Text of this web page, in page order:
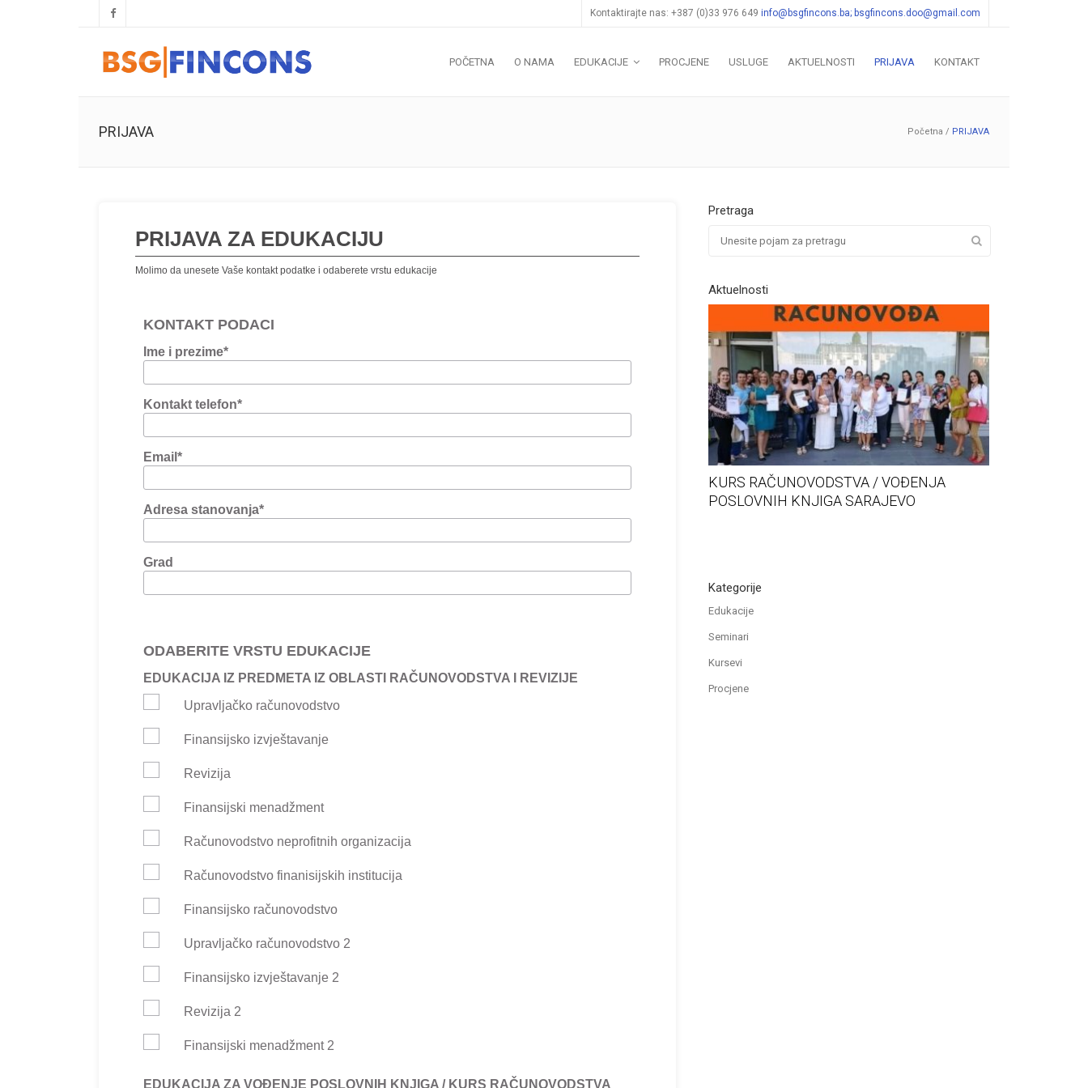
Kontaktirajte nas: +387 (0)33 976 649 info@bsgfincons.ba; bsgfincons.doo@gmail.com
POČETNA O NAMA EDUKACIJE PROCJENE USLUGE AKTUELNOSTI PRIJAVA KONTAKT
PRIJAVA Početna / PRIJAVA
PRIJAVA ZA EDUKACIJU
Molimo da unesete Vaše kontakt podatke i odaberete vrstu edukacije
KONTAKT PODACI
Ime i prezime*
Kontakt telefon*
Email *
Adresa stanovanja*
Grad
ODABERITE VRSTU EDUKACIJE
EDUKACIJA IZ PREDMETA IZ OBLASTI RAČUNOVODSTVA I REVIZIJE
Upravljačko računovodstvo
Finansijsko izvještavanje
Revizija
Finansijski menadžment
Računovodstvo neprofitnih organizacija
Računovodstvo finanisijskih institucija
Finansijsko računovodstvo
Upravljačko računovodstvo 2
Finansijsko izvještavanje 2
Revizija 2
Finansijski menadžment 2
EDUKACIJA ZA VOĐENJE POSLOVNIH KNJIGA / KURS RAČUNOVODSTVA
Pretraga
Aktuelnosti
PODUZETNIKA – ONLINE
KURS RAČUNOVODSTVA / VOĐENJA
POSLOVNIH KNJIGA SARAJEVO
Kategorije
Edukacije
Seminari
Kursevi
Procjene